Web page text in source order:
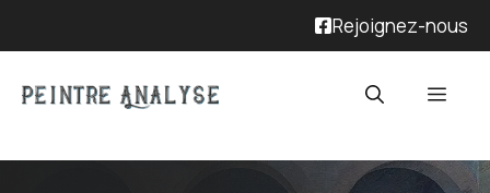
Rejoignez-nous